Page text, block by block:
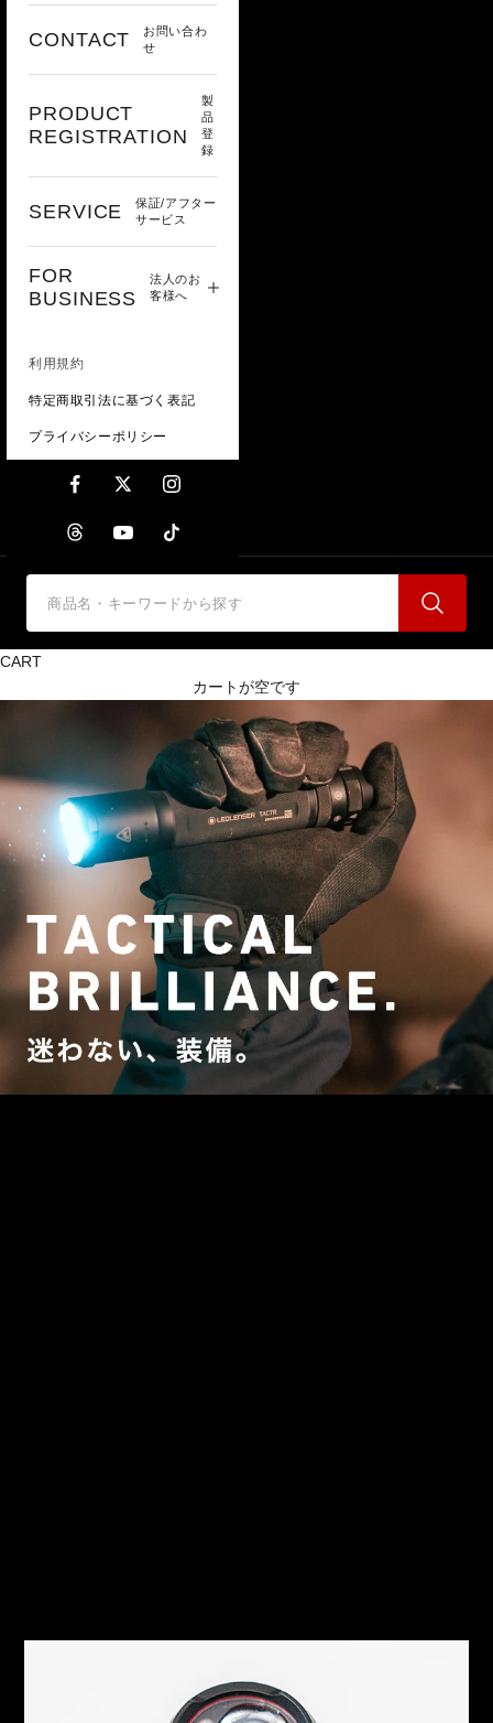
CONTACT
お問い合わ
せ
PRODUCT
REGISTRATION
製
品
登
録
SERVICE
保証/アフター
サービス
FOR
BUSINESS
法人のお
客様へ
利用規約
特定商取引法に基づく表記
プライバシーポリシー
CART
カートが空です